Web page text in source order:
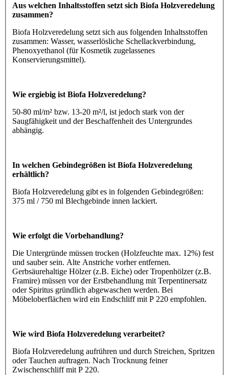
Aus welchen Inhaltsstoffen setzt sich Biofa Holzveredelung
zusammen?
Biofa Holzveredelung setzt sich aus folgenden Inhaltsstoffen
zusammen: Wasser, wasserlösliche Schellackverbindung,
Phenoxyethanol (für Kosmetik zugelassenes
Konservierungsmittel).
Wie ergiebig ist Biofa Holzveredelung?
50-80 ml/m² bzw. 13-20 m²/l, ist jedoch stark von der
Saugfähigkeit und der Beschaffenheit des Untergrundes
abhängig.
In welchen Gebindegrößen ist Biofa Holzveredelung
erhältlich?
Biofa Holzveredelung gibt es in folgenden Gebindegrößen:
375 ml / 750 ml Blechgebinde innen lackiert.
Wie erfolgt die Vorbehandlung?
Die Untergründe müssen trocken (Holzfeuchte max. 12%) fest
und sauber sein. Alte Anstriche vorher entfernen.
Gerbsäurehaltige Hölzer (z.B. Eiche) oder Tropenhölzer (z.B.
Framire) müssen vor der Erstbehandlung mit Terpentinersatz
oder Spiritus gründlich abgewaschen werden. Bei
Möbeloberflächen wird ein Endschliff mit P 220 empfohlen.
Wie wird Biofa Holzveredelung verarbeitet?
Biofa Holzveredelung aufrühren und durch Streichen, Spritzen
oder Tauchen auftragen. Nach Trocknung feiner
Zwischenschliff mit P 220.